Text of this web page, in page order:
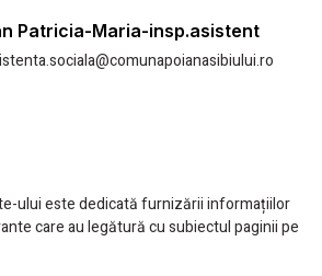
Patricia-Maria-insp.asistent
ului este dedicată furnizării informațiilor
care au legătură cu subiectul paginii pe